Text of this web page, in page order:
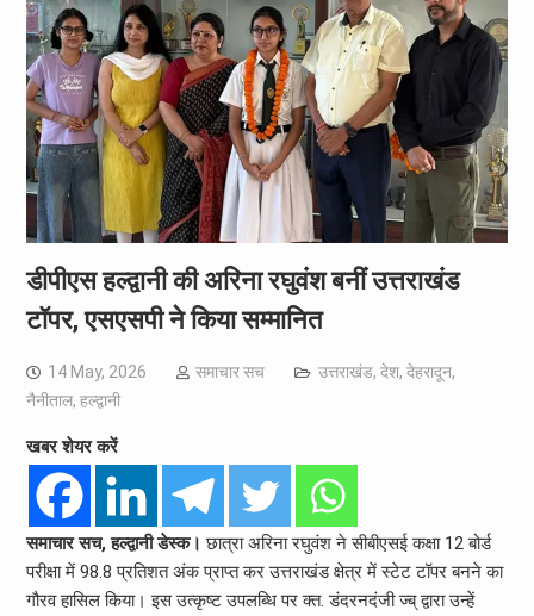
डीपीएस हल्द्वानी की अरिना रघुवंश बनीं उत्तराखंड
टॉपर, एसएसपी ने किया सम्मानित
14 May, 2026 समाचार सच उत्तराखंड, देश, देहरादून,
नैनीताल, हल्द्वानी
खबर शेयर करें
समाचार सच, हल्द्वानी डेस्क। छात्रा अरिना रघुवंश ने सीबीएसई कक्षा 12 बोर्ड
परीक्षा में 98.8 प्रतिशत अंक प्राप्त कर उत्तराखंड क्षेत्र में स्टेट टॉपर बनने का
गौरव हासिल किया। इस उत्कृष्ट उपलब्धि पर क्त. डंदरनदंजी ज्ब् द्वारा उन्हें